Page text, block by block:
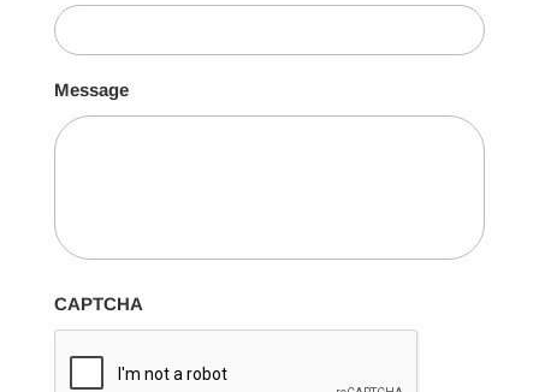
Message
CAPTCHA